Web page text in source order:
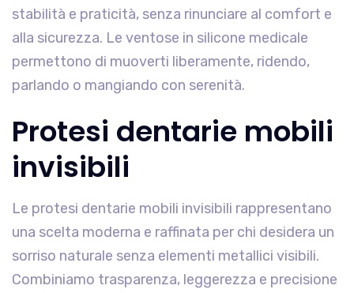
stabilità e praticità, senza rinunciare al comfort e
alla sicurezza. Le ventose in silicone medicale
permettono di muoverti liberamente, ridendo,
parlando o mangiando con serenità.
Protesi dentarie mobili
invisibili
Le protesi dentarie mobili invisibili rappresentano
una scelta moderna e raffinata per chi desidera un
sorriso naturale senza elementi metallici visibili.
Combiniamo trasparenza, leggerezza e precisione